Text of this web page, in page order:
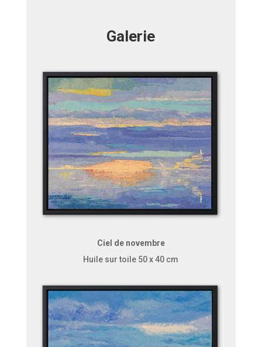
Galerie
Ciel de novembre
Huile sur toile 50 x 40 cm